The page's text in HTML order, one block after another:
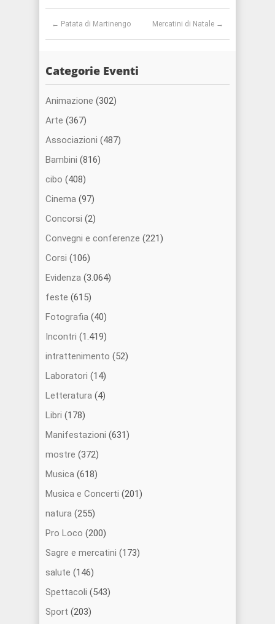
← Patata di Martinengo Mercatini di Natale →
Categorie Eventi
Animazione (302)
Arte (367)
Associazioni (487)
Bambini (816)
cibo (408)
Cinema (97)
Concorsi (2)
Convegni e conferenze (221)
Corsi (106)
Evidenza (3.064)
feste (615)
Fotografia (40)
Incontri (1.419)
intrattenimento (52)
Laboratori (14)
Letteratura (4)
Libri (178)
Manifestazioni (631)
mostre (372)
Musica (618)
Musica e Concerti (201)
natura (255)
Pro Loco (200)
Sagre e mercatini (173)
salute (146)
Spettacoli (543)
Sport (203)